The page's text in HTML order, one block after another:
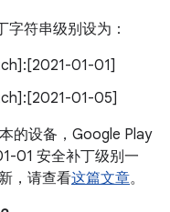
符串级别设为：
01-01]
01-05]
的设备，Google Play
01 安全补丁级别一
，请查看这篇文章。